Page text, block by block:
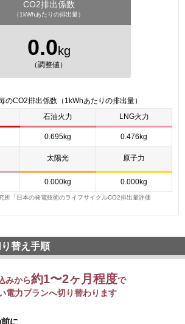
CO2排出係数
（1kWhあたりの排出量）
0.0kg
（調整値）
のCO2排出係数（1kWhあたりの排出量）
石油火力 LNG火力
0.695kg 0.476kg
太陽光 原子力
0.000kg 0.000kg
所「日本の発電技術のライフサイクルCO2排出量評価
替え手順
みから約1〜2ヶ月程度で
電力プランへ切り替わります
に